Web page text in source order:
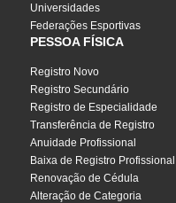
Universidades
Federações Esportivas
PESSOA FÍSICA
Registro Novo
Registro Secundário
Registro de Especialidade
Transferência de Registro
Anuidade Profissional
Baixa de Registro Profissional
Renovação de Cédula
Alteração de Categoria